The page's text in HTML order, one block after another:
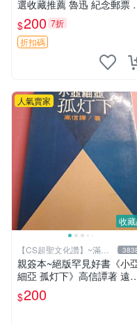
選收藏推薦 魯迅 紀念郵票
藏 票面
$200 7折
折扣碼
收
人氣賣家
【CS超聖文化讚】~滿千
元送運
親簽本~絕版罕見好書《小
細亞 孤灯下》高信譚著 遠
出版 民國73年再版【CS超聖
文化讚】
$200